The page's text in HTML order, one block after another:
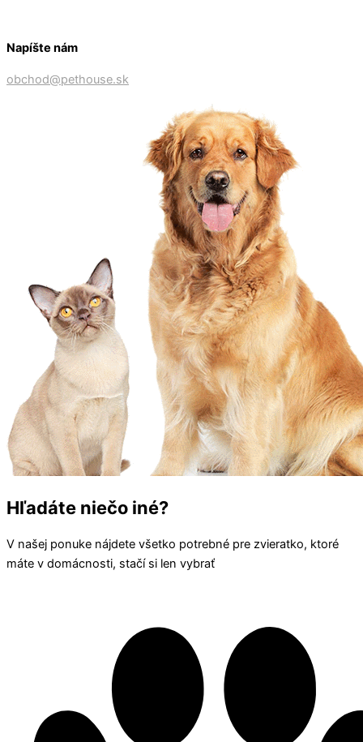
Napíšte nám
obchod@pethouse.sk
Hľadáte niečo iné?
V našej ponuke nájdete všetko potrebné pre zvieratko, ktoré
máte v domácnosti, stačí si len vybrať